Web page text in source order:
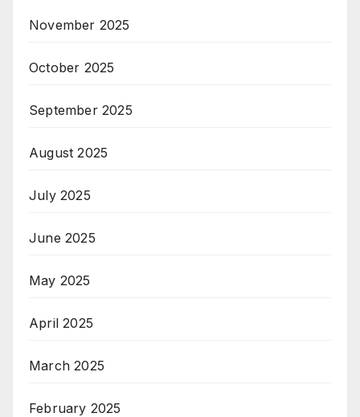
November 2025
October 2025
September 2025
August 2025
July 2025
June 2025
May 2025
April 2025
March 2025
February 2025